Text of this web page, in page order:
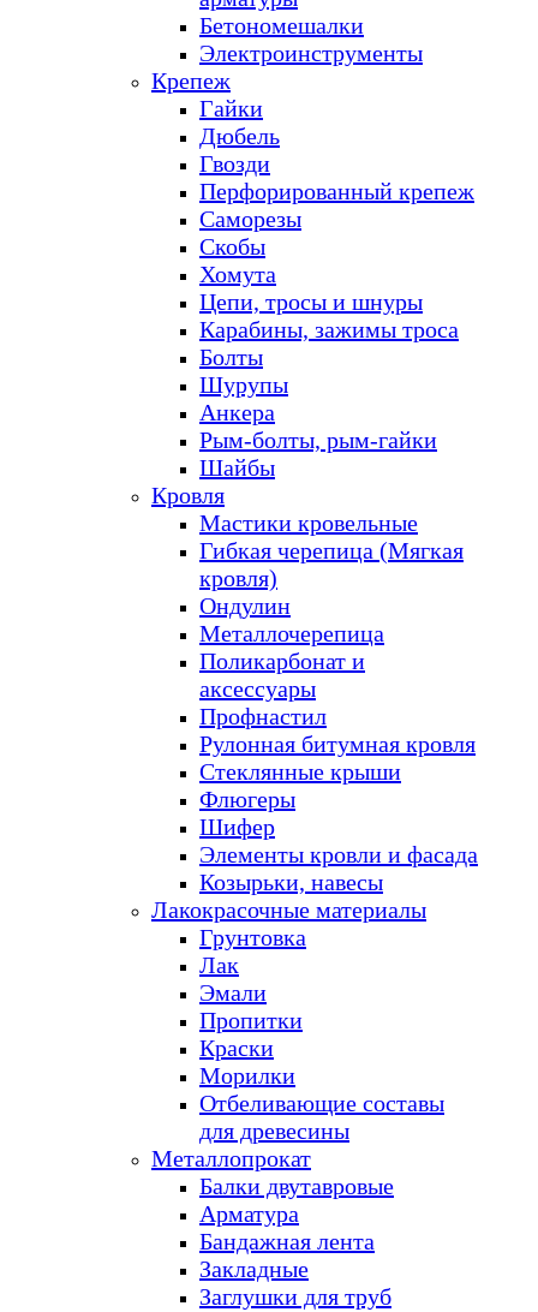
Бетономешалки
Электроинструменты
Крепеж
Гайки
Дюбель
Гвозди
Перфорированный крепеж
Саморезы
Скобы
Хомута
Цепи, тросы и шнуры
Карабины, зажимы троса
Болты
Шурупы
Анкера
Рым-болты, рым-гайки
Шайбы
Кровля
Мастики кровельные
Гибкая черепица (Мягкая
кровля)
Ондулин
Металлочерепица
Поликарбонат и
аксессуары
Профнастил
Рулонная битумная кровля
Стеклянные крыши
Флюгеры
Шифер
Элементы кровли и фасада
Козырьки, навесы
Лакокрасочные материалы
Грунтовка
Лак
Эмали
Пропитки
Краски
Морилки
Отбеливающие составы
для древесины
Металлопрокат
Балки двутавровые
Арматура
Бандажная лента
Закладные
Заглушки для труб